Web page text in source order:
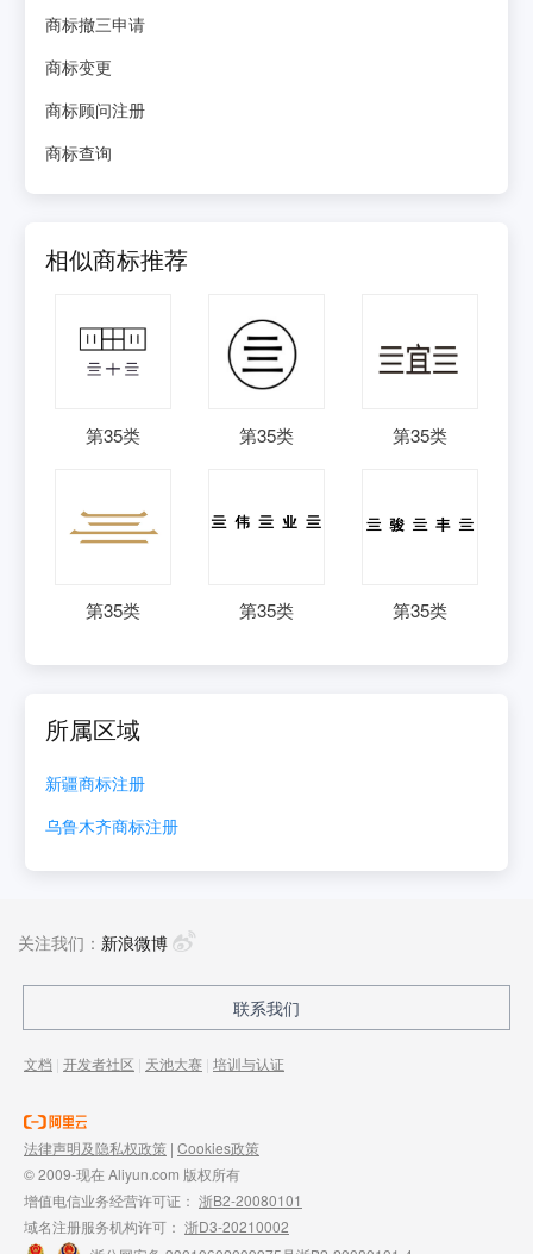
商标撤三申请
商标变更
商标顾问注册
商标查询
相似商标推荐
第35类 第35类 第35类
第35类 第35类 第35类
所属区域
新疆商标注册
乌鲁木齐商标注册